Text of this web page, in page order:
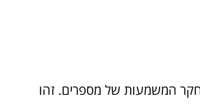
חקר המשמעות של מספרים. זהו